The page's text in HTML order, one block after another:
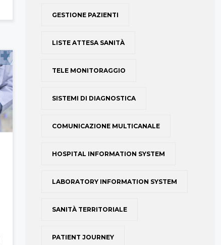
GESTIONE PAZIENTI
LISTE ATTESA SANITÀ
TELE MONITORAGGIO
SISTEMI DI DIAGNOSTICA
COMUNICAZIONE MULTICANALE
HOSPITAL INFORMATION SYSTEM
LABORATORY INFORMATION SYSTEM
SANITÀ TERRITORIALE
PATIENT JOURNEY